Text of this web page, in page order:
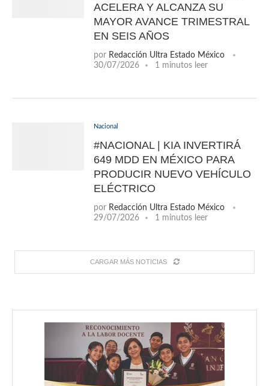
ACELERA Y ALCANZA SU
MAYOR AVANCE TRIMESTRAL
EN SEIS AÑOS
por Redacción Ultra Estado México
30/07/2026
1 minutos leer
Nacional
#NACIONAL | KIA INVERTIRÁ
649 MDD EN MÉXICO PARA
PRODUCIR NUEVO VEHÍCULO
ELÉCTRICO
por Redacción Ultra Estado México
29/07/2026
1 minutos leer
CARGAR MÁS NOTICIAS